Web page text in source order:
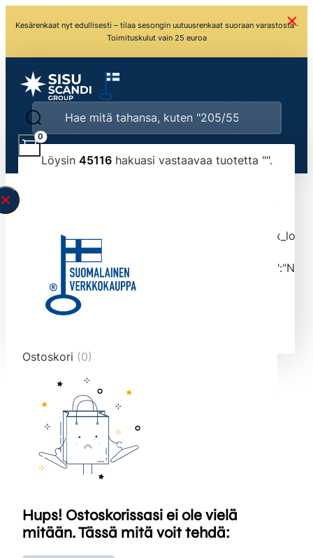
Kesärenkaat nyt edullisesti – tilaa sesongin uutuusrenkaat suoraan varastosta ·
Toimituskulut vain 25 euroa
Löysin 45116hakuasi vastaavaa tuotetta "".
typed the search query correctly.<br>Currently
tmlmvi","meta_query":
data-original-query-vars="[]" data-page="1"
data-max-pages="4512" data-start="1" data-
end="10">
0
Ostoskori (0)
Hups! Ostoskorissasi ei ole vielä
mitään. Tässä mitä voit tehdä: